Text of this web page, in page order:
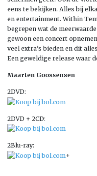
eens te bekijken. Alles bij
en entertainment. Within
begrepen wat de
gewoon een concert
veel extra’s bieden en dit
Een geweldige release waar
Maarten Goossensen
2DVD:
2DVD + 2CD:
2Blu-ray:
+